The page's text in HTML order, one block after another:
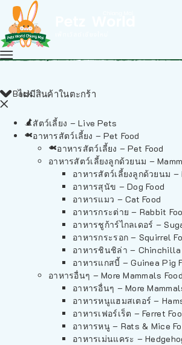
ไม่มีสินค้าในตะกร้า
Back
สัตว์เลี้ยง – Live Pets
อาหารสัตว์เลี้ยง – Pet Food
อาหารสัตว์เลี้ยง – Pet Food
อาหารสัตว์เลี้ยงลูกด้วยนม –
อาหารสัตว์เลี้ยงลูกด้วยนม –
อาหารสุนัข – Dog Food
อาหารแมว – Cat Food
อาหารกระต่าย – Rabbit
อาหารชูก้าร์ไกลเดอร์ –
อาหารกระรอก – Squirrel
อาหารชินชิล่า – Chinchilla
อาหารแกสบี้ – Guinea Pig
อาหารอื่นๆ – More Mammals Food
อาหารอื่นๆ – More
อาหารหนูแฮมสเตอร์ –
อาหารเฟอร์เร็ต – Ferret
อาหารหนู – Rats & Mice
อาหารเม่นแคระ –